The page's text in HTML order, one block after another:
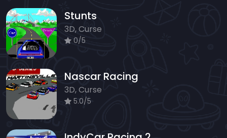
Stunts
3D, Curse
0/5
Nascar Racing
3D, Curse
5.0/5